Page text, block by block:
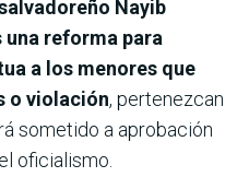
Nayib
una reforma para
a los menores que
o violación, pertenezcan
sometido a aprobación
oficialismo.